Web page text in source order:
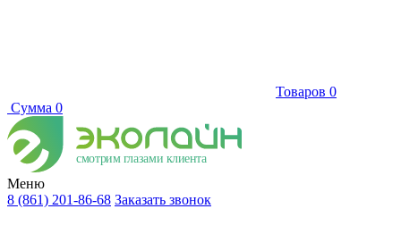
Товаров 0
Сумма 0
смотрим глазами клиента
Меню
8 (861) 201-86-68 Заказать звонок